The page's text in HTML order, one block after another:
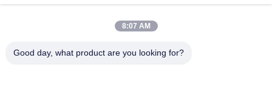
त्वरित संपर्क
8:07 AM
Good day, what product are you looking for?